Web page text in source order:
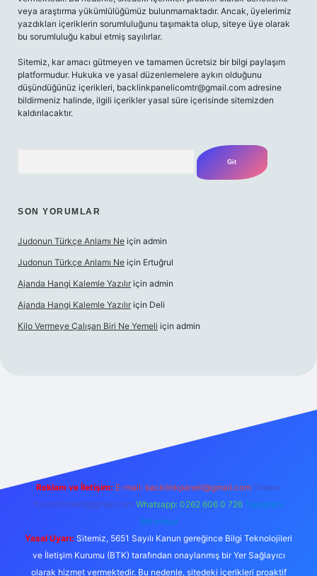
veya araştırma yükümlülüğümüz bulunmamaktadır. Ancak, üyelerimiz
yazdıkları içeriklerin sorumluluğunu taşımakta olup, siteye üye olarak
bu sorumluluğu kabul etmiş sayılırlar.
Sitemiz, kar amacı gütmeyen ve tamamen ücretsiz bir bilgi paylaşım
platformudur. Hukuka ve yasal düzenlemelere aykırı olduğunu
düşündüğünüz içerikleri, backlinkpanelicomtr@gmail.com adresine
bildirmeniz halinde, ilgili içerikler yasal süre içerisinde sitemizden
kaldırılacaktır.
SON YORUMLAR
Judonun Türkçe Anlamı Ne için admin
Judonun Türkçe Anlamı Ne için Ertuğrul
Ajanda Hangi Kalemle Yazılır için admin
Ajanda Hangi Kalemle Yazılır için Deli
Kilo Vermeye Çalışan Biri Ne Yemeli için admin
Reklam ve İletişim: E-mail: backlinkpaneli@gmail.com Teams:
forumhizmeti@gmail.com Whatsapp: 0262 606 0 726 Telegram:
@karabul
Yasal Uyarı: Sitemiz, 5651 Sayılı Kanun gereğince Bilgi Teknolojileri
ve İletişim Kurumu (BTK) tarafından onaylanmış bir Yer Sağlayıcı
olarak hizmet vermektedir. Bu nedenle, sitedeki içerikleri proaktif